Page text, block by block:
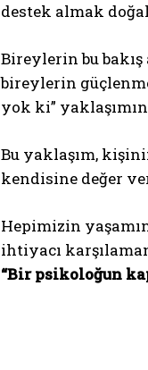
destek almak
Bireylerin bu bakış
bireylerin
yok ki”
Bu yaklaşım,
kendisine değer
Hepimizin
ihtiyacı
“Bir psikoloğun